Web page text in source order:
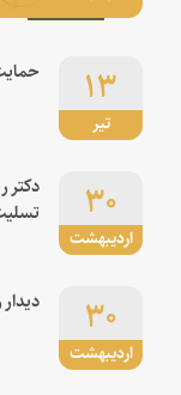
تیر
۱۳
اردیبهشت
۳۰
دکتر
اردیبهشت
۳۰